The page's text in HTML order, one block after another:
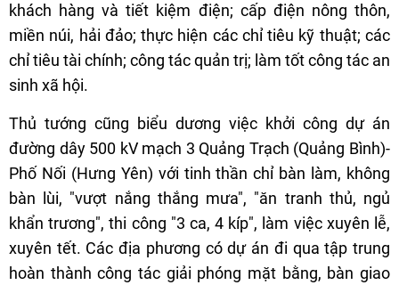
khách hàng và tiết kiệm điện; cấp điện nông thôn,
miền núi, hải đảo; thực hiện các chỉ tiêu kỹ thuật; các
chỉ tiêu tài chính; công tác quản trị; làm tốt công tác an
sinh xã hội.
Thủ tướng cũng biểu dương việc khởi công dự án
đường dây 500 kV mạch 3 Quảng Trạch (Quảng Bình)-
Phố Nối (Hưng Yên) với tinh thần chỉ bàn làm, không
bàn lùi, "vượt nắng thắng mưa", "ăn tranh thủ, ngủ
khẩn trương", thi công "3 ca, 4 kíp", làm việc xuyên lễ,
xuyên tết. Các địa phương có dự án đi qua tập trung
hoàn thành công tác giải phóng mặt bằng, bàn giao